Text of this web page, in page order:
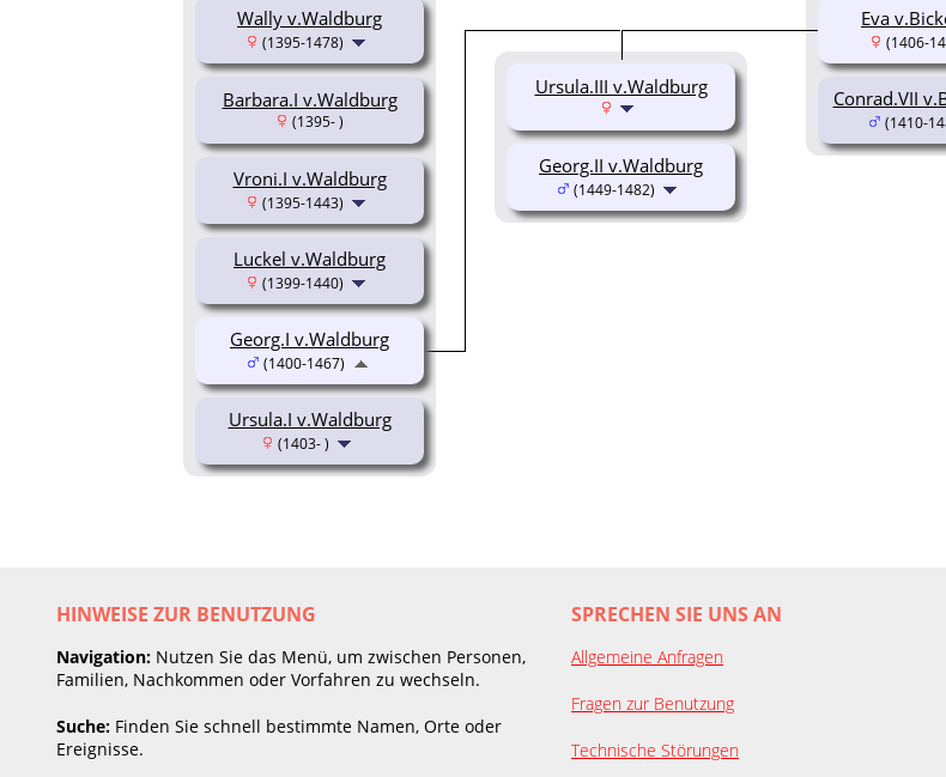
Wally v.Waldburg
(1395-1478)
Barbara.I v.Waldburg
(1395- )
Vroni.I v.Waldburg
(1395-1443)
Luckel v.Waldburg
(1399-1440)
Ursula.I v.Waldburg
(1403- )
Conrad.VII
(1410-
Georg.I v.Waldburg
(1400-1467)
Eva
(1406-
Ursula.III v.Waldburg
Georg.II v.Waldburg
(1449-1482)
HINWEISE ZUR BENUTZUNG
Navigation: Nutzen Sie das Menü, um zwischen Personen,
Familien, Nachkommen oder Vorfahren zu wechseln.
Suche: Finden Sie schnell bestimmte Namen, Orte oder
Ereignisse.
SPRECHEN SIE UNS AN
Allgemeine Anfragen
Fragen zur Benutzung
Technische Störungen